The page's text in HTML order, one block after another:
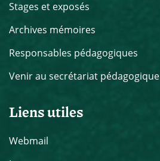
Stages et exposés
Archives mémoires
Responsables pédagogiques
Venir au secrétariat pédagogique
Liens utiles
Webmail